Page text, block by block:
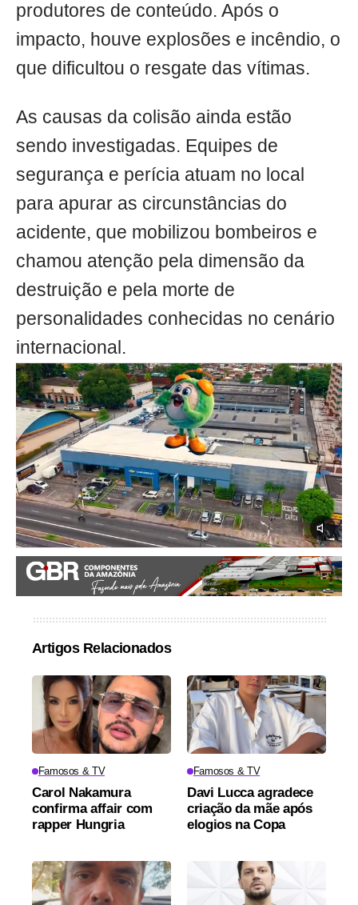
produtores de conteúdo. Após o
impacto, houve explosões e incêndio, o
que dificultou o resgate das vítimas.
As causas da colisão ainda estão
sendo investigadas. Equipes de
segurança e perícia atuam no local
para apurar as circunstâncias do
acidente, que mobilizou bombeiros e
chamou atenção pela dimensão da
destruição e pela morte de
personalidades conhecidas no cenário
internacional.
Artigos Relacionados
Famosos & TV
Carol Nakamura
confirma affair com
rapper Hungria
Famosos & TV
Davi Lucca agradece
criação da mãe após
elogios na Copa